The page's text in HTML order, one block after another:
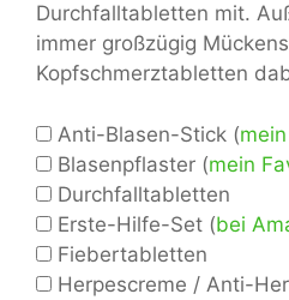
Durchfalltabletten mit.
immer großzügig
Kopfschmerztabletten
Anti-Blasen-Stick (
Blasenpflaster (mein
Durchfalltabletten
Erste-Hilfe-Set (bei
Fiebertabletten
Herpescreme / Anti-